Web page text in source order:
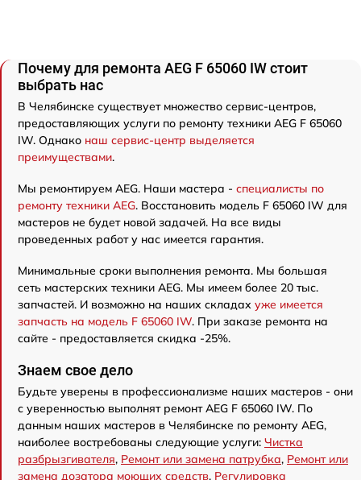
Почему для ремонта AEG F 65060 IW стоит
выбрать нас
В Челябинске существует множество сервис-центров,
предоставляющих услуги по ремонту техники AEG F 65060
IW. Однако наш сервис-центр выделяется
преимуществами.
Мы ремонтируем AEG. Наши мастера - специалисты по
ремонту техники AEG. Восстановить модель F 65060 IW для
мастеров не будет новой задачей. На все виды
проведенных работ у нас имеется гарантия.
Минимальные сроки выполнения ремонта. Мы большая
сеть мастерских техники AEG. Мы имеем более 20 тыс.
запчастей. И возможно на наших складах уже имеется
запчасть на модель F 65060 IW. При заказе ремонта на
сайте - предоставляется скидка -25%.
Знаем свое дело
Будьте уверены в профессионализме наших мастеров - они
с уверенностью выполнят ремонт AEG F 65060 IW. По
данным наших мастеров в Челябинске по ремонту AEG,
наиболее востребованы следующие услуги: Чистка
разбрызгивателя, Ремонт или замена патрубка, Ремонт или
замена дозатора моющих средств, Регулировка